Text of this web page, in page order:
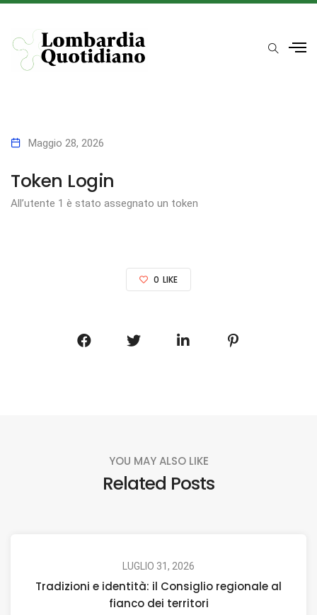
Maggio 28, 2026
Token Login
All’utente 1 è stato assegnato un token
0 LIKE
YOU MAY ALSO LIKE
Related Posts
LUGLIO 31, 2026
Tradizioni e identità: il Consiglio regionale al
fianco dei territori